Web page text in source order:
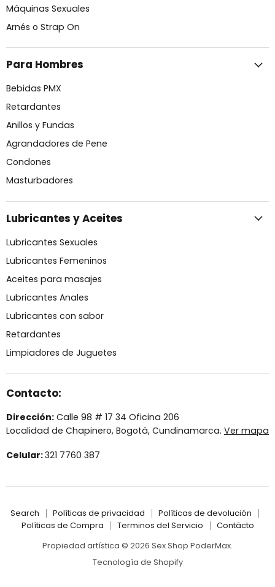
Máquinas Sexuales
Arnés o Strap On
Para Hombres
Bebidas PMX
Retardantes
Anillos y Fundas
Agrandadores de Pene
Condones
Masturbadores
Lubricantes y Aceites
Lubricantes Sexuales
Lubricantes Femeninos
Aceites para masajes
Lubricantes Anales
Lubricantes con sabor
Retardantes
Limpiadores de Juguetes
Contacto:
Dirección: Calle 98 # 17 34 Oficina 206
Localidad de Chapinero, Bogotá, Cundinamarca. Ver mapa
Celular:321 7760 387
Search Políticas de privacidad
Políticas de devolución
Políticas de Compra
Terminos del Servicio
Contácto
Propiedad artística © 2026 Sex Shop PoderMax.
Tecnología de Shopify